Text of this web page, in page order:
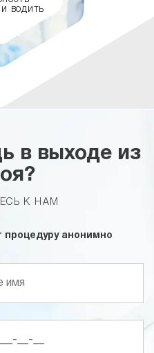
водить
в выходе из
К НАМ
процедуру анонимно